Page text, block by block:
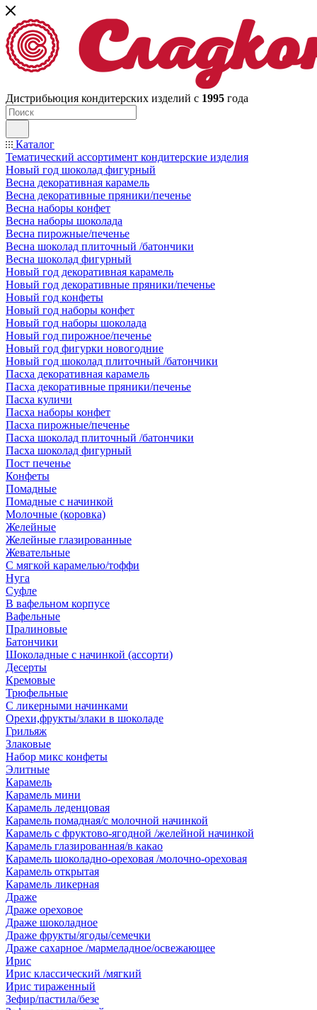
Дистрибьюция кондитерских изделий с 1995 года
Каталог
Тематический ассортимент кондитерские изделия
Новый год шоколад фигурный
Весна декоративная карамель
Весна декоративные пряники/печенье
Весна наборы конфет
Весна наборы шоколада
Весна пирожные/печенье
Весна шоколад плиточный /батончики
Весна шоколад фигурный
Новый год декоративная карамель
Новый год декоративные пряники/печенье
Новый год конфеты
Новый год наборы конфет
Новый год наборы шоколада
Новый год пирожное/печенье
Новый год фигурки новогодние
Новый год шоколад плиточный /батончики
Пасха декоративная карамель
Пасха декоративные пряники/печенье
Пасха куличи
Пасха наборы конфет
Пасха пирожные/печенье
Пасха шоколад плиточный /батончики
Пасха шоколад фигурный
Пост печенье
Конфеты
Помадные
Помадные с начинкой
Молочные (коровка)
Желейные
Желейные глазированные
Жевательные
С мягкой карамелью/тоффи
Нуга
Суфле
В вафельном корпусе
Вафельные
Пралиновые
Батончики
Шоколадные с начинкой (ассорти)
Десерты
Кремовые
Трюфельные
С ликерными начинками
Орехи,фрукты/злаки в шоколаде
Грильяж
Злаковые
Набор микс конфеты
Элитные
Карамель
Карамель мини
Карамель леденцовая
Карамель помадная/с молочной начинкой
Карамель с фруктово-ягодной /желейной начинкой
Карамель глазированная/в какао
Карамель шоколадно-ореховая /молочно-ореховая
Карамель открытая
Карамель ликерная
Драже
Драже ореховое
Драже шоколадное
Драже фрукты/ягоды/семечки
Драже сахарное /мармеладное/освежающее
Ирис
Ирис классический /мягкий
Ирис тираженный
Зефир/пастила/безе